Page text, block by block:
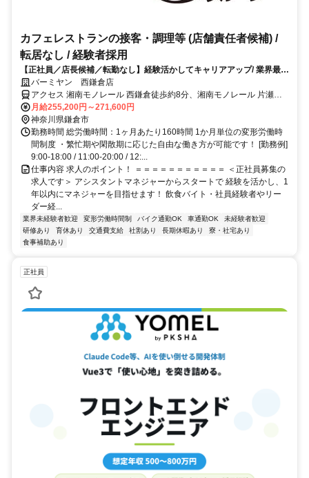
カフェレストランの接客・調理等 (店舗責任者候補) /
転居なし / 経験者採用
【正社員／店長候補／転勤なし】経験活かしてキャリアアップ/ 業界最大
級の昇給・賞与で還元/ 研修充実
バーミヤン 西鎌倉店
アクセス 湘南モノレール 西鎌倉徒歩約8分、湘南モノレール 片瀬山
徒歩約18分、湘南モノレール 湘南深沢徒歩約21分
月給255,200円～271,600円
神奈川県鎌倉市
勤務時間 総労働時間：1ヶ月あたり160時間 1か月単位の変形労働時
間制度 ・繁忙期や閑散期に応じた自由な働き方が可能です！ [勤務例]
9:00-18:00 / 11:00-20:00 / 12:...
仕事内容 求人のポイント！ ＝＝＝＝＝＝＝＝＝＝＝ ＜正社員募集の
求人です＞ アシスタントマネジャーからスタートで 経験を活かし、1
年以内にマネジャーを目指せます！ 飲食バイト・社員経験者やリー
ダー経...
業界未経験者歓迎 変形労働時間制 バイク通勤OK 車通勤OK
未経験者歓迎
研修あり
育休あり 交通費支給 社割あり 長期休暇あり
寮・社宅あり
食事補助あり
正社員